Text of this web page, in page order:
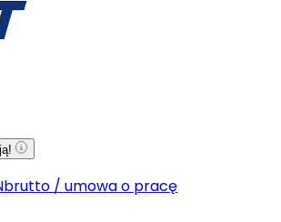
brutto / umowa o pracę